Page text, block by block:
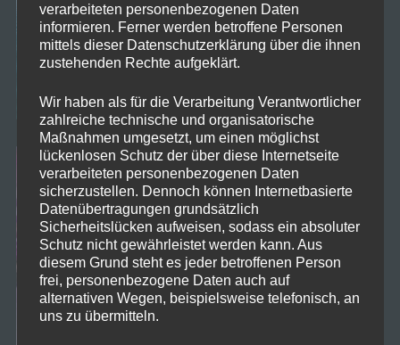
verarbeiteten personenbezogenen Daten
informieren. Ferner werden betroffene Personen
mittels dieser Datenschutzerklärung über die ihnen
zustehenden Rechte aufgeklärt.
Wir haben als für die Verarbeitung Verantwortlicher
zahlreiche technische und organisatorische
Maßnahmen umgesetzt, um einen möglichst
lückenlosen Schutz der über diese Internetseite
verarbeiteten personenbezogenen Daten
sicherzustellen. Dennoch können Internetbasierte
Datenübertragungen grundsätzlich
Sicherheitslücken aufweisen, sodass ein absoluter
Schutz nicht gewährleistet werden kann. Aus
diesem Grund steht es jeder betroffenen Person
frei, personenbezogene Daten auch auf
alternativen Wegen, beispielsweise telefonisch, an
uns zu übermitteln.